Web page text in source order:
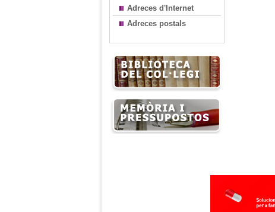
Adreces d'Internet
Adreces postals